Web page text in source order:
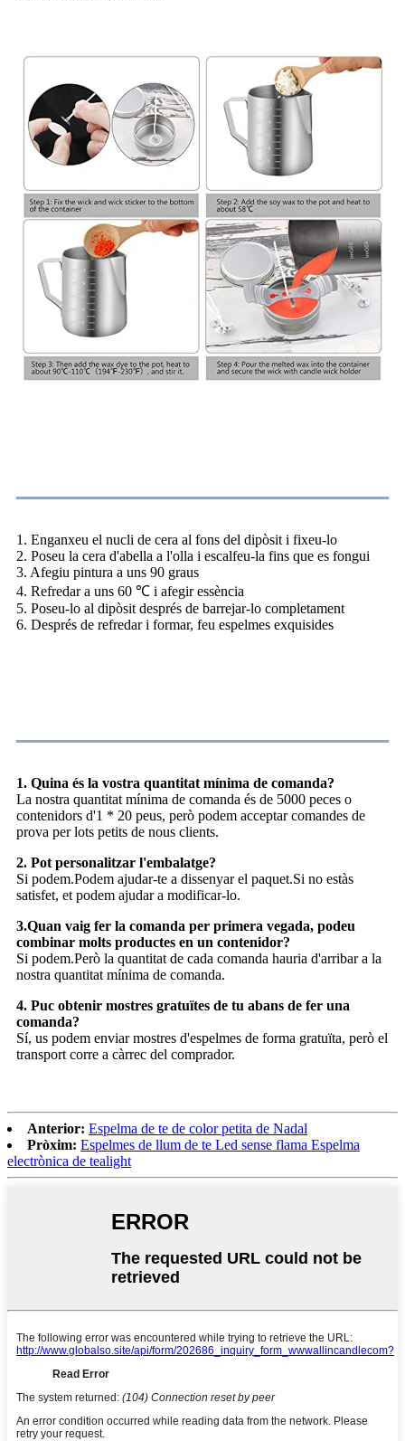
1. Enganxeu el nucli de cera al fons del dipòsit i fixeu-lo
2. Poseu la cera d'abella a l'olla i escalfeu-la fins que es fongui
3. Afegiu pintura a uns 90 graus
4. Refredar a uns 60 ℃ i afegir essència
5. Poseu-lo al dipòsit després de barrejar-lo completament
6. Després de refredar i formar, feu espelmes exquisides
1. Quina és la vostra quantitat mínima de comanda?
La nostra quantitat mínima de comanda és de 5000 peces o
contenidors d'1 * 20 peus, però podem acceptar comandes de
prova per lots petits de nous clients.
2. Pot personalitzar l'embalatge?
Si podem.Podem ajudar-te a dissenyar el paquet.Si no estàs
satisfet, et podem ajudar a modificar-lo.
3.Quan vaig fer la comanda per primera vegada, podeu
combinar molts productes en un contenidor?
Si podem.Però la quantitat de cada comanda hauria d'arribar a la
nostra quantitat mínima de comanda.
4. Puc obtenir mostres gratuïtes de tu abans de fer una
comanda?
Sí, us podem enviar mostres d'espelmes de forma gratuïta, però el
transport corre a càrrec del comprador.
Anterior: Espelma de te de color petita de Nadal
Pròxim: Espelmes de llum de te Led sense flama Espelma
electrònica de tealight